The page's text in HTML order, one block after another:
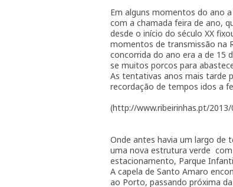
Em alguns momentos do ano
com a chamada feira de ano,
desde o início do século XX
momentos de transmissão na
concorrida do ano era a de 15
se muitos porcos para
As tentativas anos mais tarde
recordação de tempos idos a
(http://www.ribeirinhas.pt/
Onde antes havia um largo de
uma nova estrutura verde
estacionamento, Parque
A capela de Santo Amaro
ao Porto, passando próxima